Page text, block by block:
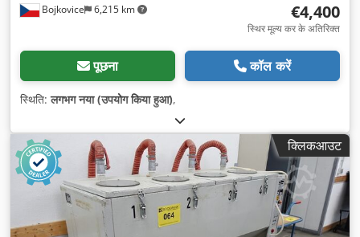
Bojkovice 6,215 km €4,400
स्थिर मूल्य कर के अतिरिक्त
पूछना कॉल करें
स्थिति:लगभग नया (उपयोग किया हुआ),
क्लिकआउट